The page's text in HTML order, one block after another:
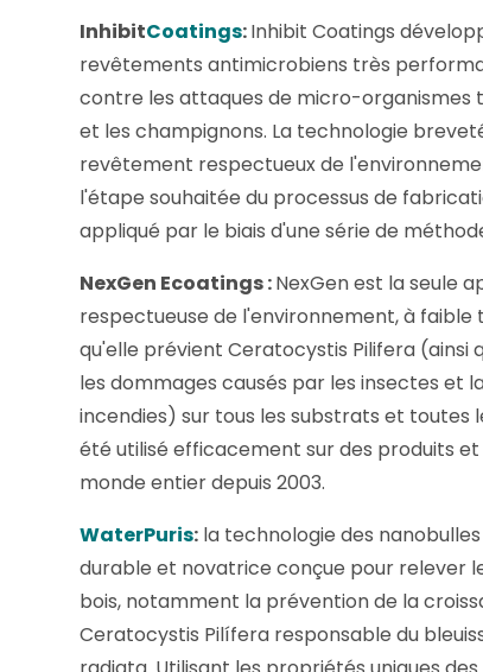
InhibitCoatings:Inhibit Coatings
revêtements antimicrobiens très
contre les attaques de micro-organismes
et les champignons. La technologie
revêtement respectueux de
l'étape souhaitée du processus de
appliqué par le biais d'une série de
NexGen Ecoatings :NexGen est la seule
respectueuse de l'environnement, à faible
qu'elle prévient Ceratocystis Pilifera (ainsi
les dommages causés par les insectes et
incendies) sur tous les substrats et toutes
été utilisé efficacement sur des produits
monde entier depuis 2003.
WaterPuris: la technologie des
durable et novatrice conçue pour relever
bois, notamment la prévention de la
Ceratocystis Pilífera responsable du